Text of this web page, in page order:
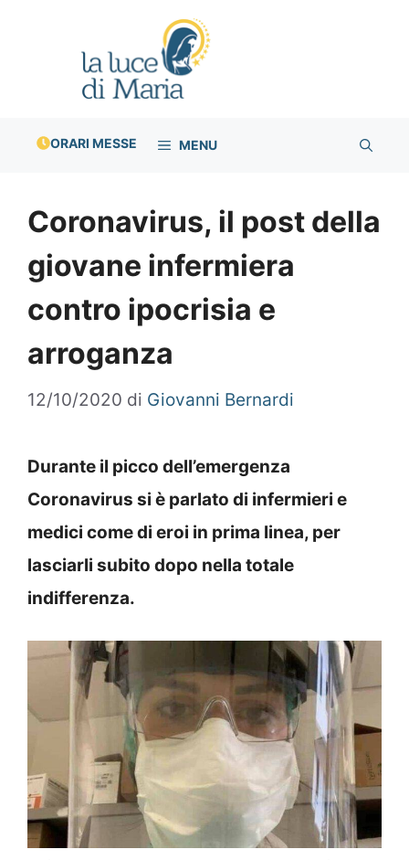
ORARI MESSE MENU
Coronavirus, il post della
giovane infermiera
contro ipocrisia e
arroganza
12/10/2020 di Giovanni Bernardi
Durante il picco dell’emergenza
Coronavirus si è parlato di infermieri e
medici come di eroi in prima linea, per
lasciarli subito dopo nella totale
indifferenza.